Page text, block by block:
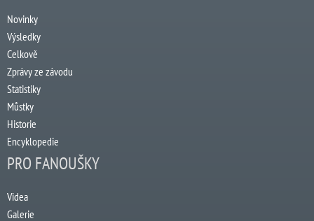
Novinky
Výsledky
Celkově
Zprávy ze závodu
Statistiky
Můstky
Historie
Encyklopedie
PRO FANOUŠKY
Videa
Galerie